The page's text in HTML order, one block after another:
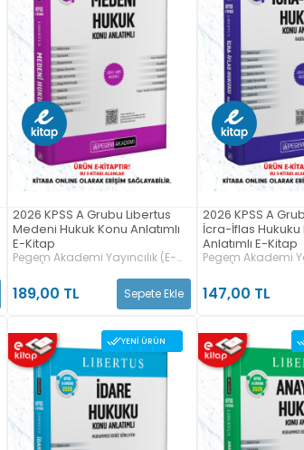
2026 KPSS A Grubu Libertus
Medeni Hukuk Konu Anlatımlı
E-Kitap
Pegem Akademi Yayıncılık (E-
Kitap)
189,00 TL Sepete Ekle
2026 KPSS A
İcra-İflas Hukuku
Anlatımlı E-Kitap
Pegem Akademi
Kitap)
147,00 TL
YENI ÜRÜN